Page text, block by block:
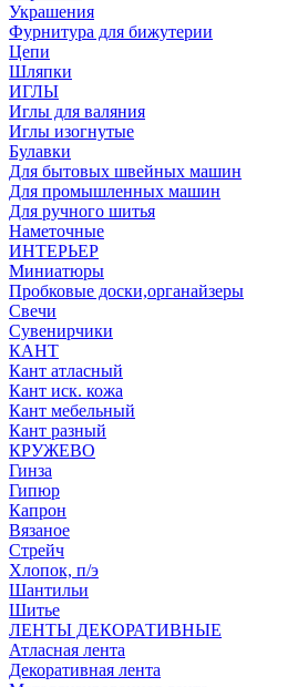
Украшения
Фурнитура для бижутерии
Цепи
Шляпки
ИГЛЫ
Иглы для валяния
Иглы изогнутые
Булавки
Для бытовых швейных машин
Для промышленных машин
Для ручного шитья
Наметочные
ИНТЕРЬЕР
Миниатюры
Пробковые доски,органайзеры
Свечи
Сувенирчики
КАНТ
Кант атласный
Кант иск. кожа
Кант мебельный
Кант разный
КРУЖЕВО
Гинза
Гипюр
Капрон
Вязаное
Стрейч
Хлопок, п/э
Шантильи
Шитье
ЛЕНТЫ ДЕКОРАТИВНЫЕ
Атласная лента
Декоративная лента